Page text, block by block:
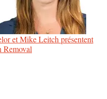
et Mike Leitch présentent
Removal